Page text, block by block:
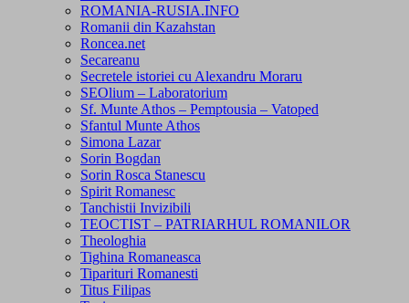
ROMANIA-RUSIA.INFO
Romanii din Kazahstan
Roncea.net
Secareanu
Secretele istoriei cu Alexandru Moraru
SEOlium – Laboratorium
Sf. Munte Athos – Pemptousia – Vatoped
Sfantul Munte Athos
Simona Lazar
Sorin Bogdan
Sorin Rosca Stanescu
Spirit Romanesc
Tanchistii Invizibili
TEOCTIST – PATRIARHUL ROMANILOR
Theologhia
Tighina Romaneasca
Tiparituri Romanesti
Titus Filipas